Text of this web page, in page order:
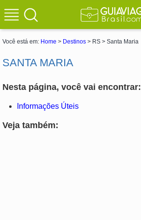
Você está em: Home > Destinos > RS > Santa Maria
SANTA MARIA
Nesta página, você vai encontrar:
Informações Úteis
Veja também: